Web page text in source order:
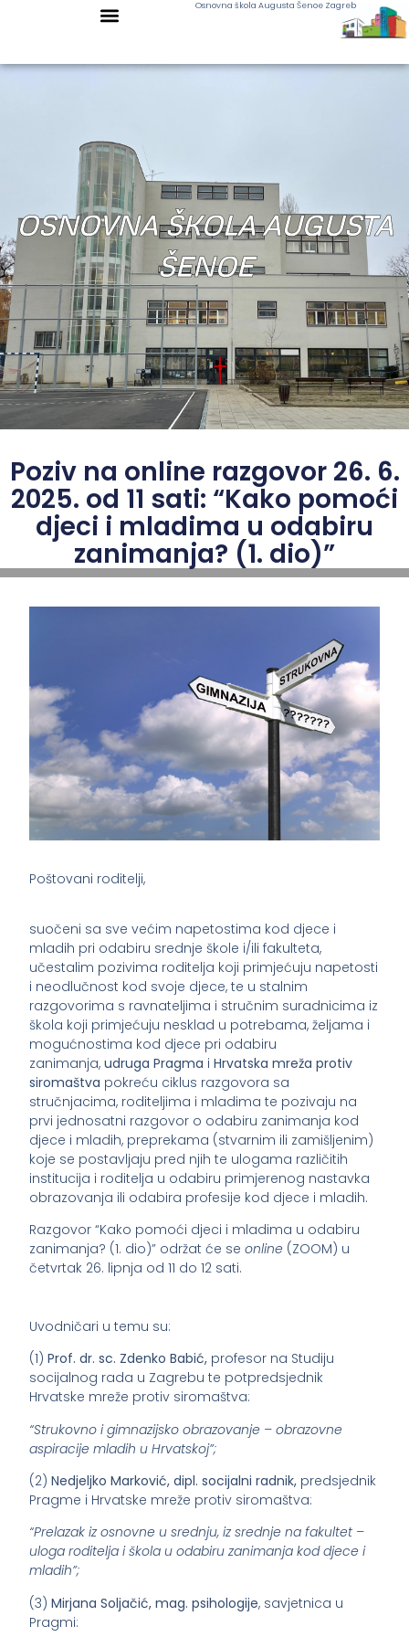
Osnovna škola Augusta Šenoe Zagreb
OSNOVNA ŠKOLA AUGUSTA
ŠENOE
Poziv na online razgovor 26. 6.
2025. od 11 sati: “Kako pomoći
djeci i mladima u odabiru
zanimanja? (1. dio)”
Poštovani roditelji,
suočeni sa sve većim napetostima kod djece i
mladih pri odabiru srednje škole i/ili fakulteta,
učestalim pozivima roditelja koji primjećuju napetosti
i neodlučnost kod svoje djece, te u stalnim
razgovorima s ravnateljima i stručnim suradnicima iz
škola koji primjećuju nesklad u potrebama, željama i
mogućnostima kod djece pri odabiru
zanimanja, udruga Pragma i Hrvatska mreža protiv
siromaštva pokreću ciklus razgovora sa
stručnjacima, roditeljima i mladima te pozivaju na
prvi jednosatni razgovor o odabiru zanimanja kod
djece i mladih, preprekama (stvarnim ili zamišljenim)
koje se postavljaju pred njih te ulogama različitih
institucija i roditelja u odabiru primjerenog nastavka
obrazovanja ili odabira profesije kod djece i mladih.
Razgovor “Kako pomoći djeci i mladima u odabiru
zanimanja? (1. dio)” održat će se online (ZOOM) u
četvrtak 26. lipnja od 11 do 12 sati.
Uvodničari u temu su:
(1) Prof. dr. sc. Zdenko Babić, profesor na Studiju
socijalnog rada u Zagrebu te potpredsjednik
Hrvatske mreže protiv siromaštva:
“Strukovno i gimnazijsko obrazovanje – obrazovne
aspiracije mladih u Hrvatskoj”;
(2) Nedjeljko Marković, dipl. socijalni radnik, predsjednik
Pragme i Hrvatske mreže protiv siromaštva:
“Prelazak iz osnovne u srednju, iz srednje na fakultet –
uloga roditelja i škola u odabiru zanimanja kod djece i
mladih”;
(3) Mirjana Soljačić, mag. psihologije, savjetnica u
Pragmi: